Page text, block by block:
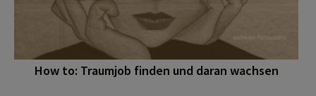
How to: Traumjob finden und daran wachsen